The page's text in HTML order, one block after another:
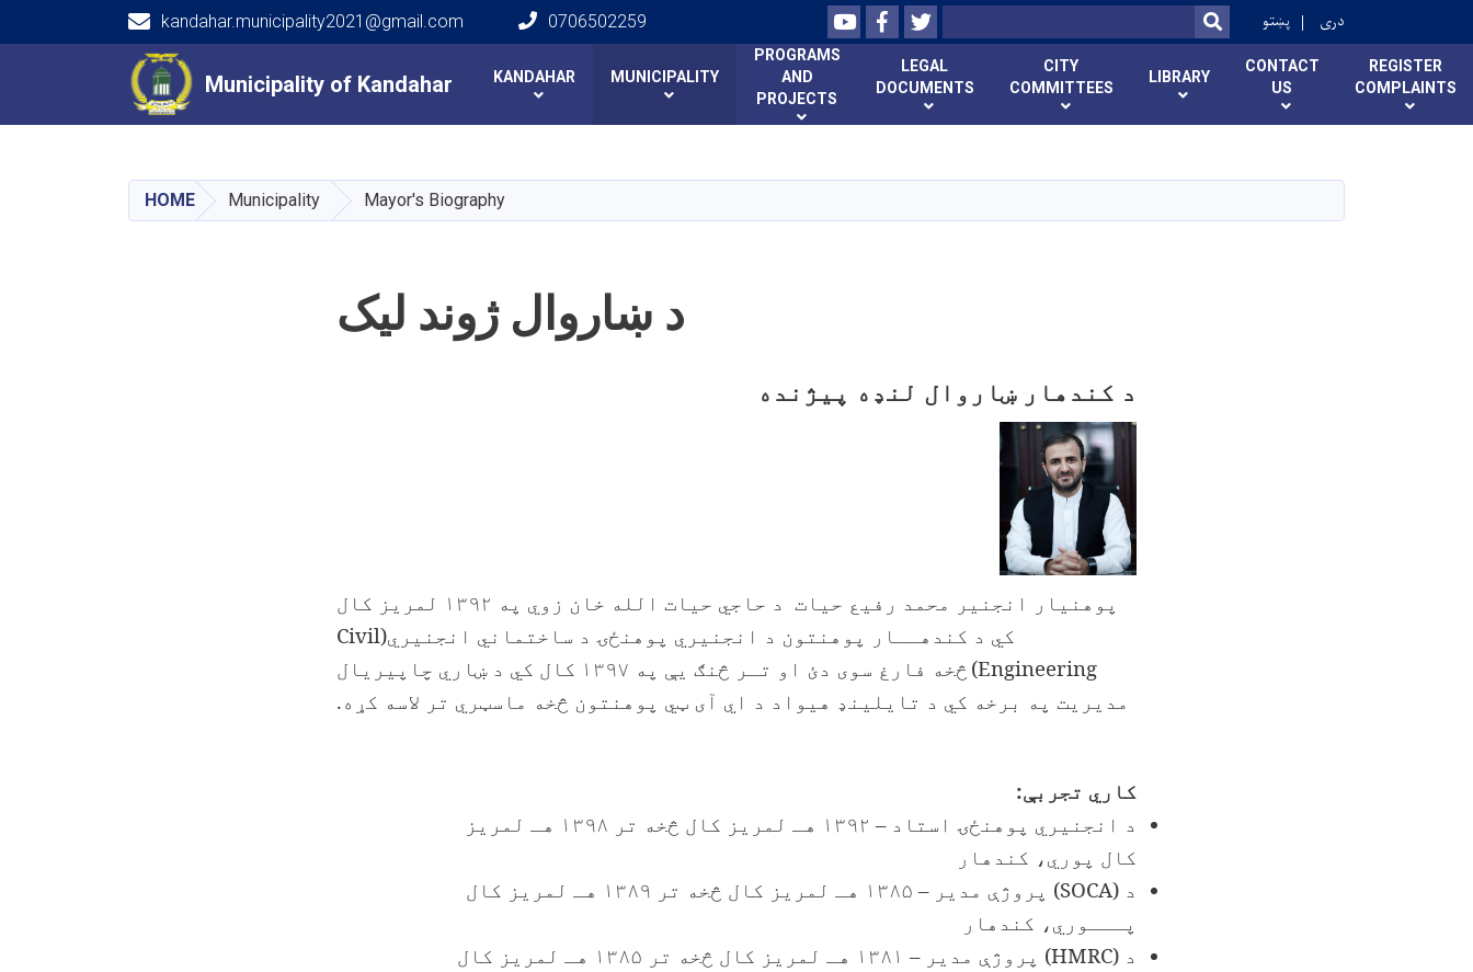
content
Municipality of Kandahar
kandahar.municipality2021@gmail.com 0706502259 YoutubeFacebookTwitter
Search SEARCH
پښتو دری
Main navigation
Municipality of Kandahar KANDAHAR MUNICIPALITY
PROGRAMS
AND
PROJECTS
LEGAL
DOCUMENTS
CITY
COMMITTEES
LIBRARY
CONTACT
US
REGISTER
COMPLAINTS
HOME Municipality Mayor's Biography
د ښاروال ژوند لیک
د کندهار ښاروال لنډه پیژنده
پوهنیار انجنیر محمد رفیع حیات د حاجي حیات الله خان زوي په ۱۳۹۲ لمریز کال
کي د کندهــار پوهنتون د انجنیري پوهنځۍ د ساختماني انجنیري(Civil
Engineering
)
څخه فارغ سوی دئ او تـر څنګ یې په ۱۳۹۷ کال کي د ښاري چاپیریال
مدیریت په برخه کي د تایلینډ هیواد د اي آی ټي پوهنتون څخه ماسټري تر لاسه کړه.
کاري تجربې:
د انجنیري پوهنځۍ استاد – ۱۳۹۲ هـ لمریز کال څخه تر ۱۳۹۸ هـ لمریز
کال پوري، کندهار
د (SOCA)
پروژې مدیر – ۱۳۸۵ هـ لمریز کال څخه تر ۱۳۸۹ هـ لمریز کال
پـــوري، کندهار
د (HMRC)
پروژې مدیر – ۱۳۸۱ هـ لمریز کال څخه تر ۱۳۸۵ هـ لمریز کال